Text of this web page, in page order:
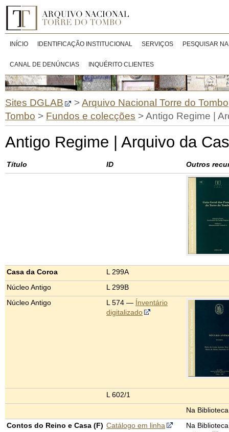
INÍCIO IDENTIFICAÇÃO INSTITUCIONAL SERVIÇOS PESQUISAR
CANAL DE DENÚNCIAS INQUÉRITO CLIENTES
Sites DGLAB >Arquivo Nacional Torre do Tombo
Tombo > Fundos e colecções >Antigo Regime |
Antigo Regime | Arquivo da
Título ID Outros
Casa da Coroa
L 299A
Núcleo Antigo
L 299B
Núcleo Antigo
L 574 — Ínventário
digitalizado
L 602/1
Na
Contos do Reino e Casa (F) Catálogo em linha
Na